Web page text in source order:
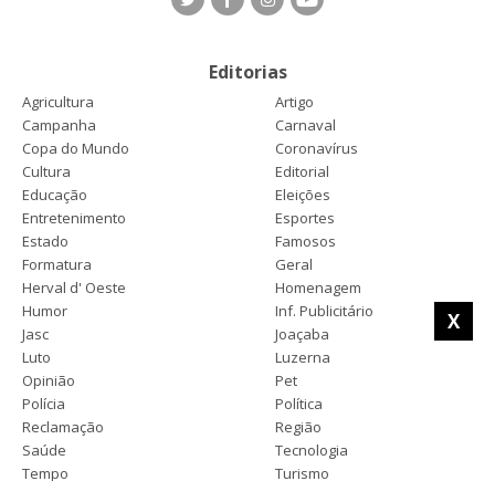
X
Editorias
Agricultura
Artigo
Campanha
Carnaval
Copa do Mundo
Coronavírus
Cultura
Editorial
Educação
Eleições
Entretenimento
Esportes
Estado
Famosos
Formatura
Geral
Herval d' Oeste
Homenagem
Humor
Inf. Publicitário
Jasc
Joaçaba
Luto
Luzerna
Opinião
Pet
Polícia
Política
Reclamação
Região
Saúde
Tecnologia
Tempo
Turismo